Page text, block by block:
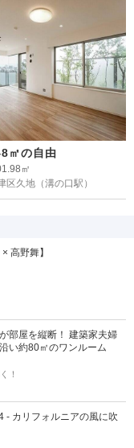
㎡の自由
㎡
区久地 （溝の口駅）
高野舞】
部屋を縦断！ 建築家夫婦
い約80㎡のワンルーム
！
- カリフォルニアの風に吹